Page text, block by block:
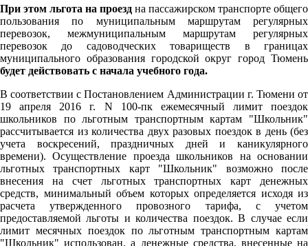
При этом льгота на проезд на пассажирском транспорте общего
пользования по муниципальным маршрутам регулярных
перевозок, межмуниципальным маршрутам регулярных
перевозок до садоводческих товариществ в границах
муниципального образования городской округ город Тюмень
будет действовать с начала учебного года.
В соответствии с Постановлением Администрации г. Тюмени от
19 апреля 2016 г. N 100-пк ежемесячный лимит поездок
школьников по льготным транспортным картам "Школьник"
рассчитывается из количества двух разовых поездок в день (без
учета воскресений, праздничных дней и каникулярного
времени). Осуществление проезда школьников на основании
льготных транспортных карт "Школьник" возможно после
внесения на счет льготных транспортных карт денежных
средств, минимальный объем которых определяется исходя из
расчета утвержденного провозного тарифа, с учетом
предоставляемой льготы и количества поездок. В случае если
лимит месячных поездок по льготным транспортным картам
"Школьник" использован, а денежные средства, внесенные на